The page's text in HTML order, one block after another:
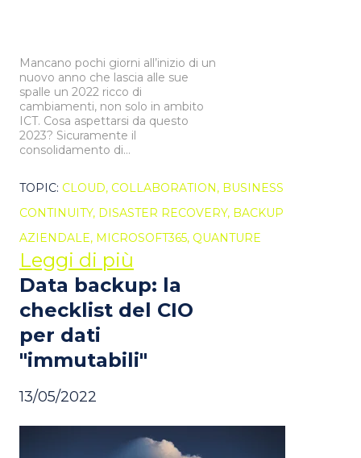
Mancano pochi giorni all’inizio di un
nuovo anno che lascia alle sue
spalle un 2022 ricco di
cambiamenti, non solo in ambito
ICT. Cosa aspettarsi da questo
2023? Sicuramente il
consolidamento di...
TOPIC: CLOUD, COLLABORATION, BUSINESS
CONTINUITY, DISASTER RECOVERY, BACKUP
AZIENDALE, MICROSOFT365, QUANTURE
Leggi di più
Data backup: la
checklist del CIO
per dati
"immutabili"
13/05/2022